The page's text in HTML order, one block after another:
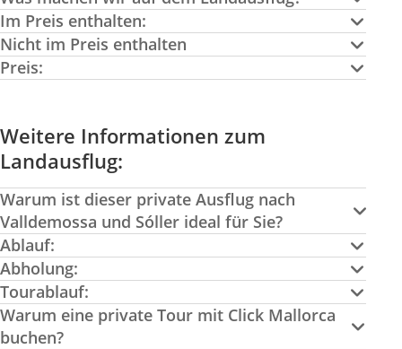
Im Preis enthalten:
Nicht im Preis enthalten
Preis:
Weitere Informationen zum
Landausflug:
Warum ist dieser private Ausflug nach
Valldemossa und Sóller ideal für Sie?
Ablauf:
Abholung:
Tourablauf:
Warum eine private Tour mit Click Mallorca
buchen?